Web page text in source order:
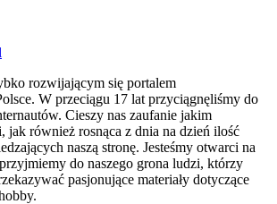
rozwijającym się portalem
W przeciągu 17 lat przyciągnęliśmy do
Cieszy nas zaufanie jakim
jak również rosnąca z dnia na dzień ilość
naszą stronę. Jesteśmy otwarci na
do naszego grona ludzi, którzy
pasjonujące materiały dotyczące